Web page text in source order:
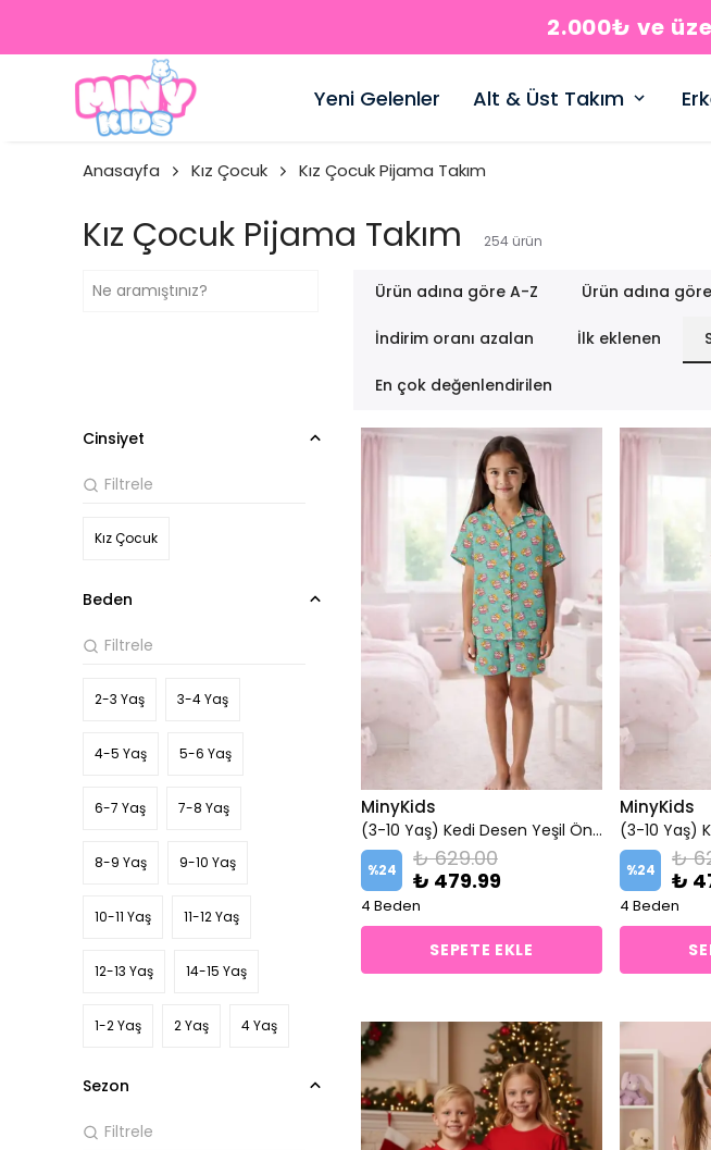
2.000₺ ve
Yeni Gelenler Alt & Üst Takım
Anasayfa Kız Çocuk Kız Çocuk Pijama Takım
Kız Çocuk Pijama Takım 254 ürün
Ürün adına göre A-Z Ürün adına
İndirim oranı azalan İlk eklenen
En çok değenlendirilen
Cinsiyet
Kız Çocuk
Beden
2-3 Yaş 3-4 Yaş
4-5 Yaş 5-6 Yaş
6-7 Yaş 7-8 Yaş
8-9 Yaş 9-10 Yaş
10-11 Yaş 11-12 Yaş
12-13 Yaş 14-15 Yaş
1-2 Yaş 2 Yaş 4 Yaş
Sezon
MinyKids
(3-10 Yaş) Kedi Desen Yeşil Önden Düğmeli Şortlu Kız Çocuk Pijama Takım
%24
₺ 629.00
₺ 479.99
4 Beden
SEPETE EKLE
MinyKids
%24
₺
₺
4 Beden